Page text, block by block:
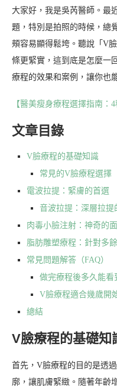
大家好，我是吳芮醫師。最
題，特別是拍照的時候，總
頰容易顯得鬆垮。聽說「V
條更緊實，這到底是怎麼一
療程的效果和案例，讓你也
【醫美瘦身療程選擇指南：
文章目錄
V臉療程的基礎知識
常見的V臉療程選擇
電波拉提：緊膚的首選
音波拉提：深層拉提
肉毒小臉注射：神奇的
脂肪雕塑療程：針對多
常見問題解答（FAQ）
做完療程後多久能看
V臉療程適合幾歲開
總結
V臉療程的基礎知
首先，V臉療程的目的是透
廓，讓肌膚緊緻。隨著年齡